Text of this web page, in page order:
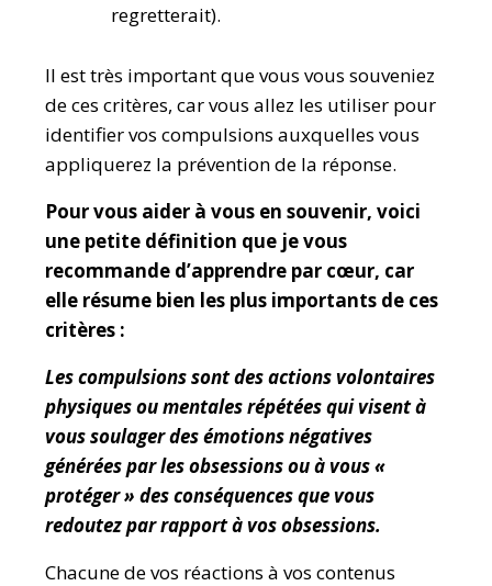
regretterait).
Il est très important que vous vous souveniez
de ces critères, car vous allez les utiliser pour
identifier vos compulsions auxquelles vous
appliquerez la prévention de la réponse.
Pour vous aider à vous en souvenir, voici
une petite définition que je vous
recommande d’apprendre par cœur, car
elle résume bien les plus importants de ces
critères :
Les compulsions sont des actions volontaires
physiques ou mentales répétées qui visent à
vous soulager des émotions négatives
générées par les obsessions ou à vous «
protéger » des conséquences que vous
redoutez par rapport à vos obsessions.
Chacune de vos réactions à vos contenus